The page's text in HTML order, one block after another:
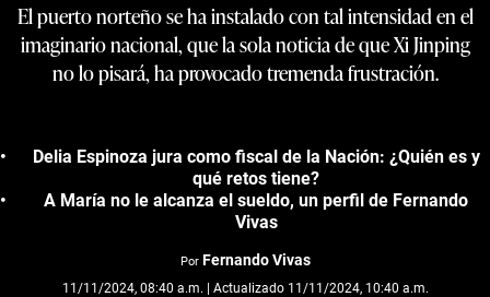
El puerto norteño se ha instalado con tal intensidad en el
imaginario nacional, que la sola noticia de que Xi Jinping
no lo pisará, ha provocado tremenda frustración.
Delia Espinoza jura como fiscal de la Nación: ¿Quién es y
qué retos tiene?
A María no le alcanza el sueldo, un perfil de Fernando
Vivas
Por Fernando Vivas
11/11/2024, 08:40 a.m. | Actualizado 11/11/2024, 10:40 a.m.